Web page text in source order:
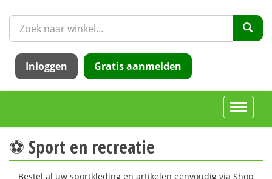
Inloggen Gratis aanmelden
Toggle
⚽️ Sport en recreatie
Bestel al uw sportkleding en artikelen eenvoudig via Shop